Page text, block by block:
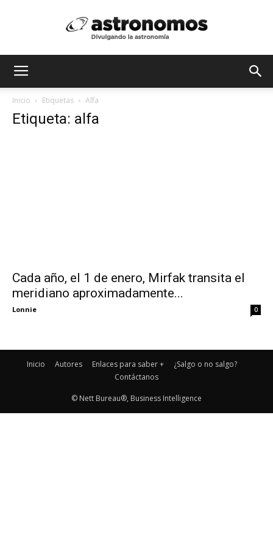
Inicio Etiquetas Alfa
Etiqueta: alfa
Cada año, el 1 de enero, Mirfak transita el
meridiano aproximadamente...
Lonnie 0
Inicio Autores Enlaces para saber +
¿Salgo o no salgo?
Contáctanos
© Nett Bureau®, Business Intelligence